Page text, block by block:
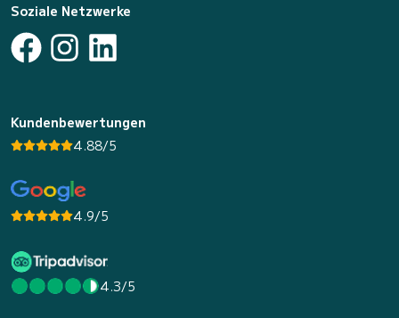
Soziale Netzwerke
Kundenbewertungen
4.88/5
4.9/5
4.3/5